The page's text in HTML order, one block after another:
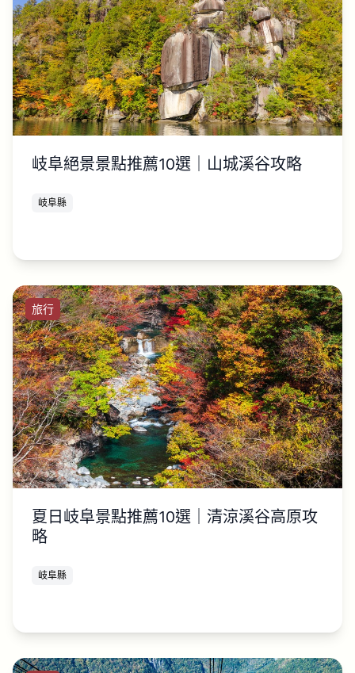
岐阜絕景景點推薦10選｜山城溪谷攻略
岐阜縣
旅行
夏日岐阜景點推薦10選｜清涼溪谷高原攻
略
岐阜縣